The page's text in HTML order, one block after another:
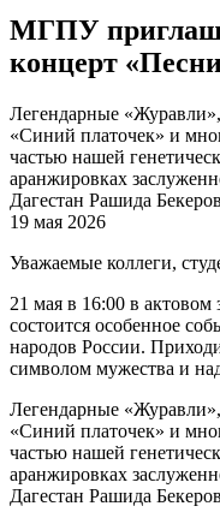
МГПУ
концерт
Легендарные
«Синий платочек» и
частью нашей
аранжировках
Дагестан Рашида
19 мая 2026
Уважаемые коллеги,
21 мая в 16:00 в
состоится особенное
народов России.
символом мужества и
Легендарные
«Синий платочек» и
частью нашей
аранжировках
Дагестан Рашида